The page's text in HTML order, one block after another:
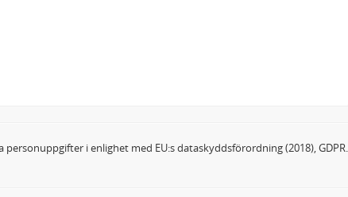
i enlighet med EU:s dataskyddsförordning (2018), GDPR.